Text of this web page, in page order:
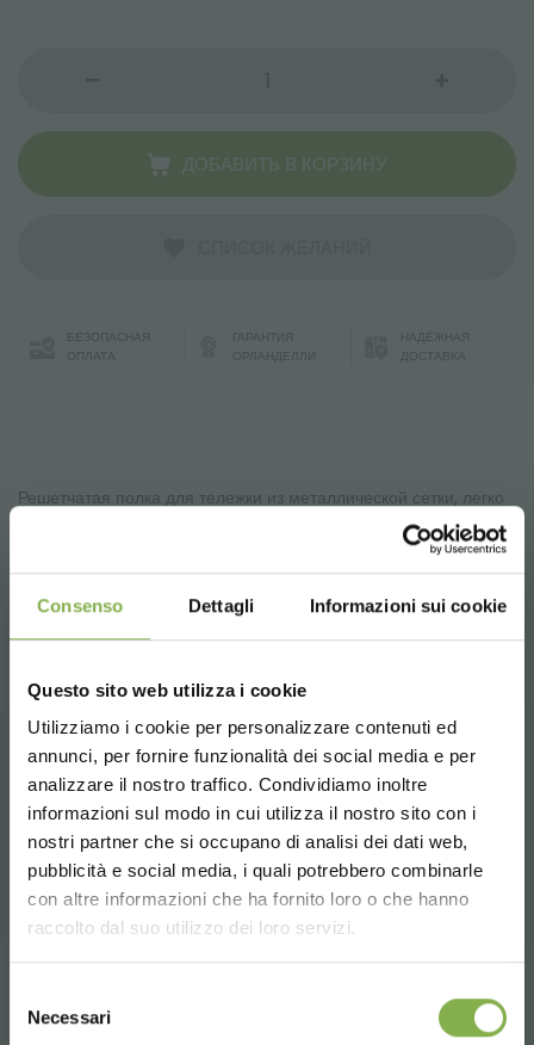
Consenso Dettagli Informazioni sui cookie
Questo sito web utilizza i cookie
Utilizziamo i cookie per personalizzare contenuti ed
annunci, per fornire funzionalità dei social media e per
analizzare il nostro traffico. Condividiamo inoltre
informazioni sul modo in cui utilizza il nostro sito con i
nostri partner che si occupano di analisi dei dati web,
pubblicità e social media, i quali potrebbero combinarle
con altre informazioni che ha fornito loro o che hanno
raccolto dal suo utilizzo dei loro servizi.
delNecessari
ДОБАВИТЬ В КОРЗИНУ
БЕЗОПАСНАЯ
ОПЛАТА
ГАРАНТИЯ
ОРЛАНДЕЛЛИ
НАДЁЖНАЯ
ДОСТАВКА
Решетчатая полка для тележки из металлической сетки, легко
и быстро устанавливается благодаря системе блокировки с
помощью специальных крючков, которыми она оснащена.
Это позволяет дополнить тележку из металлической сетки,
добавив полки для хранения растений.
СОПУТСТВУЮЩИЕ ТОВАРЫ
Подборка лучших продуктов для продажи на
orlandelli.it
Choose the country you are in and your
language for a better browsing experience
СКАЧАТЬ
ТЕХНИЧЕСКИЙ
ПАСПОРТ